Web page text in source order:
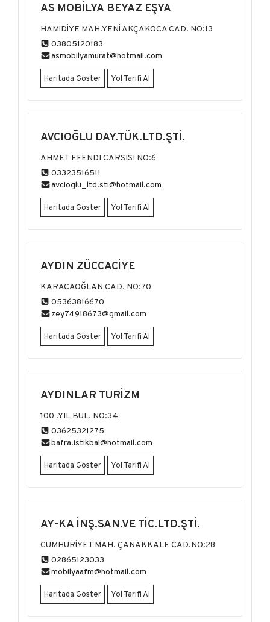
AS MOBİLYA BEYAZ EŞYA
HAMİDİYE MAH.YENİ AKÇAKOCA CAD. NO:13
03805120183
asmobilyamurat@hotmail.com
Haritada Göster Yol Tarifi Al
AVCIOĞLU DAY.TÜK.LTD.ŞTİ.
AHMET EFENDI CARSISI NO:6
03323516511
avcioglu_ltd.sti@hotmail.com
Haritada Göster Yol Tarifi Al
AYDIN ZÜCCACİYE
KARACAOĞLAN CAD. NO:70
05363816670
zey74918673@gmail.com
Haritada Göster Yol Tarifi Al
AYDINLAR TURİZM
100 .YIL BUL. NO:34
03625321275
bafra.istikbal@hotmail.com
Haritada Göster Yol Tarifi Al
AY-KA İNŞ.SAN.VE TİC.LTD.ŞTİ.
CUMHURİYET MAH. ÇANAKKALE CAD.NO:28
02865123033
mobilyaafm@hotmail.com
Haritada Göster Yol Tarifi Al